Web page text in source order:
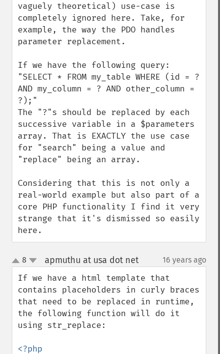
vaguely theoretical) use-case is
completely ignored here. Take, for
example, the way the PDO handles
parameter replacement.
If we have the following query:
"SELECT * FROM my_table WHERE (id = ?
AND my_column = ? AND other_column =
?);"
The "?"s should be replaced by each
successive variable in a $parameters
array. That is EXACTLY the use case
for "search" being a value and
"replace" being an array.
Considering that this is not only a
real-world example but also part of a
core PHP functionality I find it very
strange that it's dismissed so easily
here.
up
down
8 apmuthu at usa dot net¶ 16 years ago
If we have a html template that
contains placeholders in curly braces
that need to be replaced in runtime,
the following function will do it
using str_replace:
<?php